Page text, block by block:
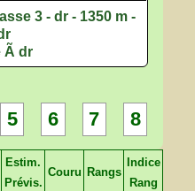
3 - dr - 1350 m -
dr
5 6 7 8
Estim.
Prévis.
Couru Rangs
Indice
Rang